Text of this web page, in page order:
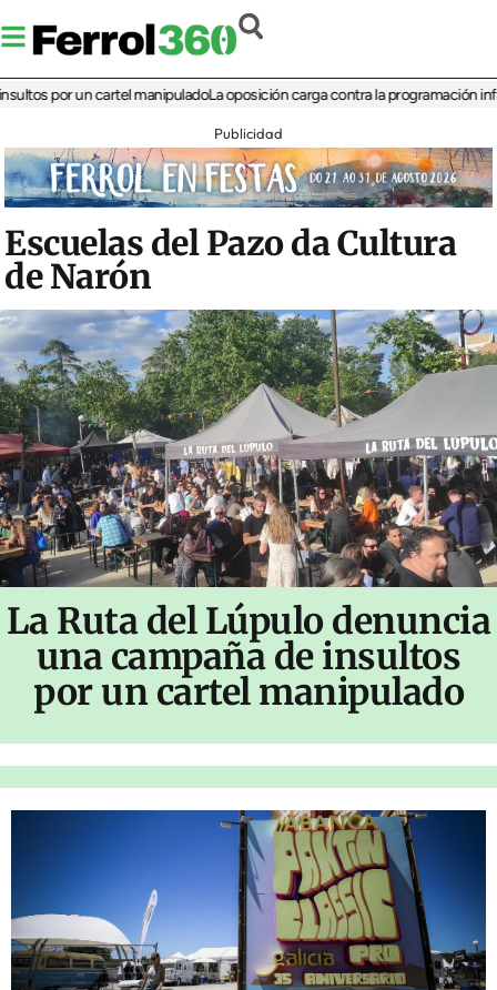
por un cartel manipuladoLa oposición carga contra la programación infantil
Publicidad
Escuelas del Pazo da Cultura
de Narón
La Ruta del Lúpulo denuncia
una campaña de insultos
por un cartel manipulado